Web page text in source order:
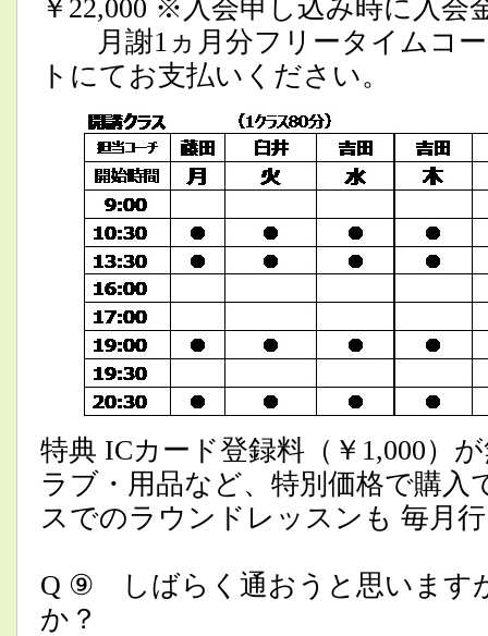
￥22,000 ※入会申し込み時に入会
月謝1ヵ月分フリータイムコー
トにてお支払いください。
特典 ICカード登録料（￥1,000）
ラブ・用品など、特別価格で購入
スでのラウンドレッスンも 毎月
Q ⑨ しばらく通おうと思います
か？